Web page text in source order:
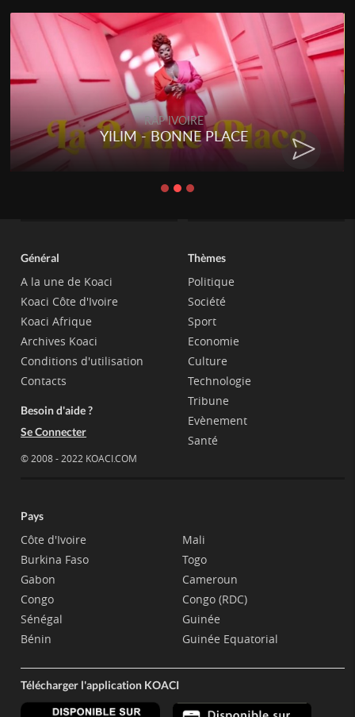
RAP IVOIRE
YILIM - BONNE PLACE
Général
A la une de Koaci
Koaci Côte d'Ivoire
Koaci Afrique
Archives Koaci
Conditions d'utilisation
Contacts
Besoin d'aide ?
Se Connecter
© 2008 - 2022 KOACI.COM
Thèmes
Politique
Société
Sport
Economie
Culture
Technologie
Tribune
Evènement
Santé
Pays
Côte d'Ivoire
Burkina Faso
Gabon
Congo
Sénégal
Bénin
Mali
Togo
Cameroun
Congo (RDC)
Guinée
Guinée Equatorial
Télécharger l'application KOACI